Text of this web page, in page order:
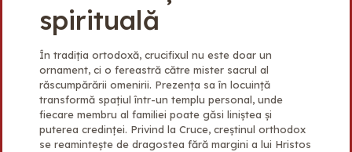
spirituală
În tradiția ortodoxă, crucifixul nu este doar un
ornament, ci o fereastră către mister sacrul al
răscumpărării omenirii. Prezența sa în locuință
transformă spațiul într-un templu personal, unde
fiecare membru al familiei poate găsi liniștea și
puterea credinței. Privind la Cruce, creștinul orthodox
se reamintește de dragostea fără margini a lui Hristos